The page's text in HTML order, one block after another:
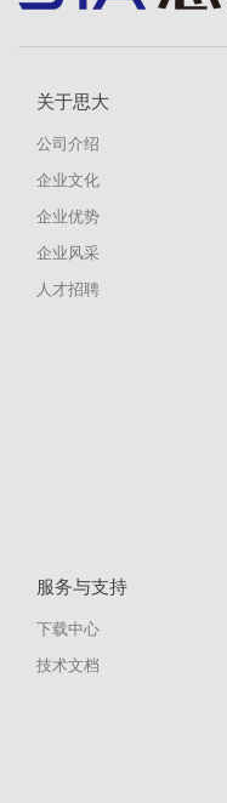
关于思大
公司介绍
企业文化
企业优势
企业风采
人才招聘
服务与支持
下载中心
技术文档